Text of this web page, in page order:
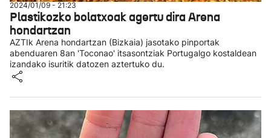
2024/01/09 - 21:23
Plastikozko bolatxoak agertu dira Arena
hondartzan
AZTIk Arena hondartzan (Bizkaia) jasotako pinportak
abenduaren 8an 'Toconao' itsasontziak Portugalgo kostaldean
izandako isuritik datozen aztertuko du.